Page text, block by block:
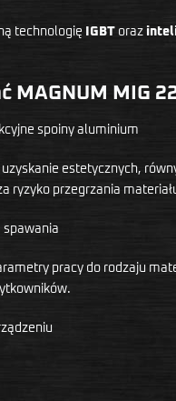
technologię IGBT oraz
MAGNUM MIG
spoiny aluminium
estetycznych,
ryzyko przegrzania
spawania
pracy do rodzaju